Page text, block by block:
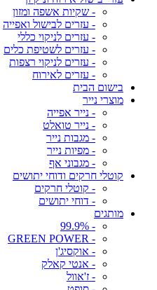
- שקיות אשפה ומזון
- עזרים לבישול ואפייה
- עזרים לניקוי כללי
- עזרים לשטיפת כלים
- עזרים לניקוי רצפות
- עזרים לאירוח
בישום הבית
מוצרי נייר
- נייר אפייה
- נייר טואלט
- מגבות נייר
- מפיות נייר
- מגבוני אף
קוטלי חרקים ודוחי יתושים
- קוטלי חרקים
- דוחי יתושים
מותגים
- 99.9%
- GREEN POWER
- אוקסיג'ן
- אנטי קאלק
- ז'אוול